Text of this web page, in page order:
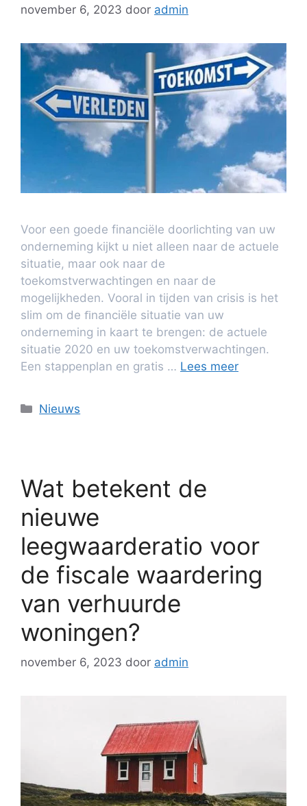
november 6, 2023 door admin
Voor een goede financiële doorlichting van uw
onderneming kijkt u niet alleen naar de actuele
situatie, maar ook naar de
toekomstverwachtingen en naar de
mogelijkheden. Vooral in tijden van crisis is het
slim om de ﬁnanciële situatie van uw
onderneming in kaart te brengen: de actuele
situatie 2020 en uw toekomstverwachtingen.
Een stappenplan en gratis … Lees meer
Nieuws
Wat betekent de
nieuwe
leegwaarderatio voor
de fiscale waardering
van verhuurde
woningen?
november 6, 2023 door admin